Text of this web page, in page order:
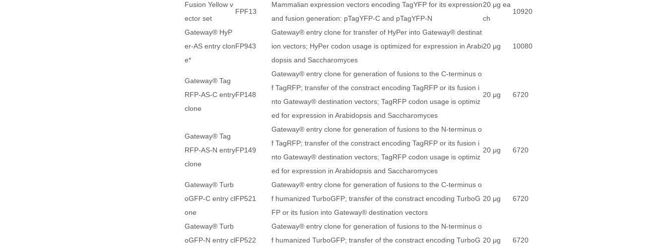
Fusion Yellow v
ector set
FPF13
Mammalian expression vectors encoding TagYFP for its expression
and fusion generation: pTagYFP-C and pTagYFP-N
20 μg ea
ch
10920
Gateway® HyP
er-AS entry clon
e*
FP943
Gateway® entry clone for transfer of HyPer into Gateway® destinat
ion vectors; HyPer codon usage is optimized for expression in Arabi
dopsis and Saccharomyces
20 μg 10080
Gateway® Tag
RFP-AS-C entry
clone
FP148
Gateway® entry clone for generation of fusions to the C-terminus o
f TagRFP; transfer of the constract encoding TagRFP or its fusion i
nto Gateway® destination vectors; TagRFP codon usage is optimiz
ed for expression in Arabidopsis and Saccharomyces
20 μg 6720
Gateway® Tag
RFP-AS-N entry
clone
FP149
Gateway® entry clone for generation of fusions to the N-terminus o
f TagRFP; transfer of the constract encoding TagRFP or its fusion i
nto Gateway® destination vectors; TagRFP codon usage is optimiz
ed for expression in Arabidopsis and Saccharomyces
20 μg 6720
Gateway® Turb
oGFP-C entry cl
one
FP521
Gateway® entry clone for generation of fusions to the C-terminus o
f humanized TurboGFP; transfer of the constract encoding TurboG
FP or its fusion into Gateway® destination vectors
20 μg 6720
Gateway® Turb
oGFP-N entry clFP522
Gateway® entry clone for generation of fusions to the N-terminus o
f humanized TurboGFP; transfer of the constract encoding TurboG 20 μg 6720